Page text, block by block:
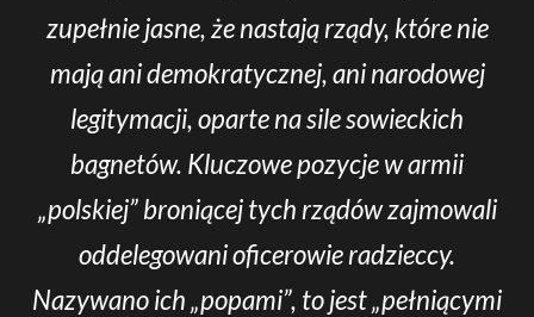
zupełnie jasne, że nastają rządy, które nie
mają ani demokratycznej, ani narodowej
legitymacji, oparte na sile sowieckich
bagnetów. Kluczowe pozycje w armii
„polskiej” broniącej tych rządów zajmowali
oddelegowani oficerowie radzieccy.
Nazywano ich „popami”, to jest „pełniącymi